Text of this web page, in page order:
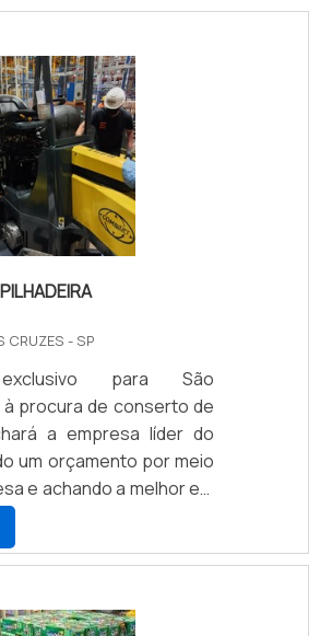
CRUZES - SP
exclusivo para São
à procura de conserto de
a empresa líder do
um orçamento por meio
e achando a melhor em
benefício.Quando o
de empilhadeira, com
da Escomaq alcançará
DETALHES